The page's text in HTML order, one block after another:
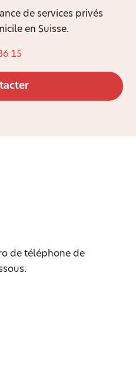
de services privés
en Suisse.
15
de téléphone de